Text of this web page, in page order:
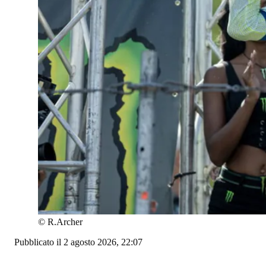
© R.Archer
Pubblicato il 2 agosto 2026, 22:07